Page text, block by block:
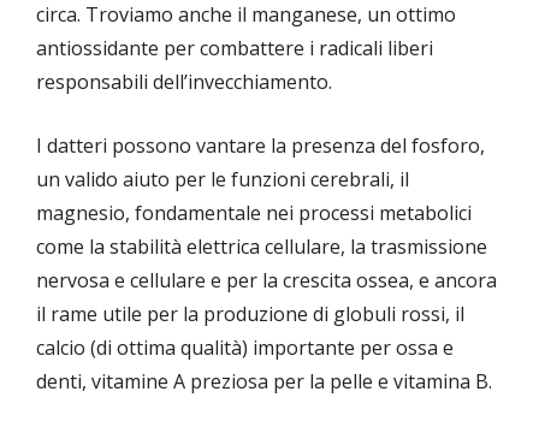
circa. Troviamo anche il manganese, un ottimo
antiossidante per combattere i radicali liberi
responsabili dell’invecchiamento.
I datteri possono vantare la presenza del fosforo,
un valido aiuto per le funzioni cerebrali, il
magnesio, fondamentale nei processi metabolici
come la stabilità elettrica cellulare, la trasmissione
nervosa e cellulare e per la crescita ossea, e ancora
il rame utile per la produzione di globuli rossi, il
calcio (di ottima qualità) importante per ossa e
denti, vitamine A preziosa per la pelle e vitamina B.